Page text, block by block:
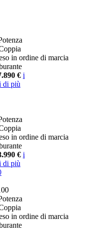
in ordine di marcia
€ i
di più
in ordine di marcia
€ i
di più
in ordine di marcia